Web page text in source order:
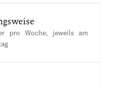
pro Woche, jeweils am